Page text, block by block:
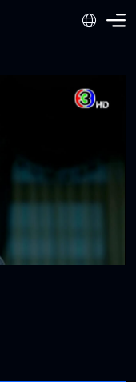
งมาแทน
ริษัท
นสาวฉัน